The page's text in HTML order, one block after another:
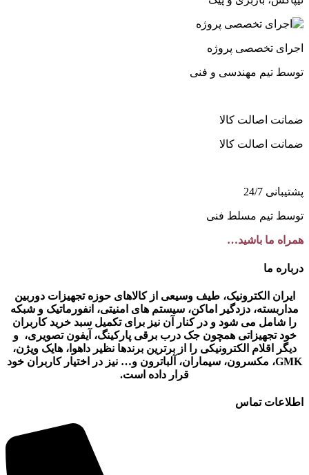
اجرای تخصصی پروژه
توسط تیم مهندسی و فنی
ضمانت اصالت کالا
ضمانت اصالت کالا
پشتیبانی 24/7
توسط تیم مسلط فنی
همراه ما باشید…
درباره ما
ایران الکترونیک، طیف وسیعی از کالاهای حوزه تجهیزات دوربین
مداربسته، دزدگیر اماکن، سیستم های امنیتی، انفورماتیک و شبکه
را شامل می شود و در کنار آن نیز برای تکمیل سبد خرید کاربران
خود تجهیزاتی همچون جک درب برقی پارکینگ، آیفون تصویری، و
دیگر اقلام الکترونیکی را از برترین برندها نظیر داهوا، هایک ویژن،
GMK، مکسرون، سیماران، آلباترون و… نیز در اختیار کاربران خود
قرار داده است.
اطلاعات تماس